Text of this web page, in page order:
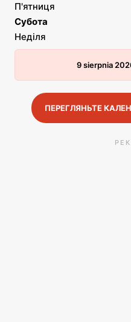
П'ятниця
Субота
Неділя
9 sierpnia
ПЕРЕГЛЯНЬТЕ